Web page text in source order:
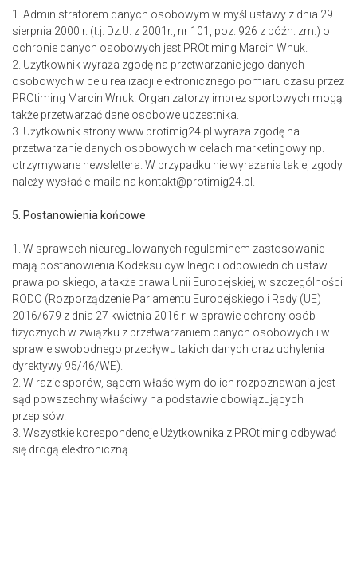
1. Administratorem danych osobowym w myśl ustawy z dnia 29
sierpnia 2000 r. (t.j. Dz.U. z 2001r., nr 101, poz. 926 z późn. zm.) o
ochronie danych osobowych jest PROtiming Marcin Wnuk.
2. Użytkownik wyraża zgodę na przetwarzanie jego danych
osobowych w celu realizacji elektronicznego pomiaru czasu przez
PROtiming Marcin Wnuk. Organizatorzy imprez sportowych mogą
także przetwarzać dane osobowe uczestnika.
3. Użytkownik strony www.protimig24.pl wyraża zgodę na
przetwarzanie danych osobowych w celach marketingowy np.
otrzymywane newslettera. W przypadku nie wyrażania takiej zgody
należy wysłać e-maila na kontakt@protimig24.pl.
5. Postanowienia końcowe
1. W sprawach nieuregulowanych regulaminem zastosowanie
mają postanowienia Kodeksu cywilnego i odpowiednich ustaw
prawa polskiego, a także prawa Unii Europejskiej, w szczególności
RODO (Rozporządzenie Parlamentu Europejskiego i Rady (UE)
2016/679 z dnia 27 kwietnia 2016 r. w sprawie ochrony osób
fizycznych w związku z przetwarzaniem danych osobowych i w
sprawie swobodnego przepływu takich danych oraz uchylenia
dyrektywy 95/46/WE).
2. W razie sporów, sądem właściwym do ich rozpoznawania jest
sąd powszechny właściwy na podstawie obowiązujących
przepisów.
3. Wszystkie korespondencje Użytkownika z PROtiming odbywać
się drogą elektroniczną.